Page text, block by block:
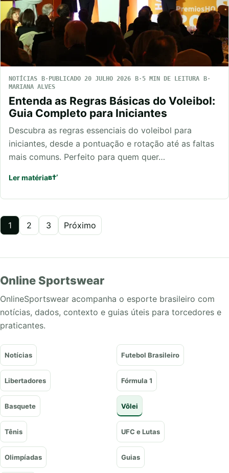
NOTÍCIAS PUBLICADO 20 JULHO 2026
5 MIN DE LEITURA
MARIANA ALVES
Entenda as Regras Básicas do Voleibol:
Guia Completo para Iniciantes
Descubra as regras essenciais do voleibol para
iniciantes, desde a pontuação e rotação até as faltas
mais comuns. Perfeito para quem quer…
Ler matéria
Paginação
1 2 3 Próximo
Online Sportswear
OnlineSportswear acompanha o esporte brasileiro com
notícias, dados, contexto e guias úteis para torcedores e
praticantes.
Notícias Futebol Brasileiro
Libertadores Fórmula 1
Basquete Vôlei
Tênis UFC e Lutas
Olimpíadas Guias